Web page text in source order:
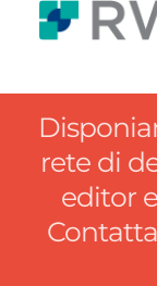
rete di
editor